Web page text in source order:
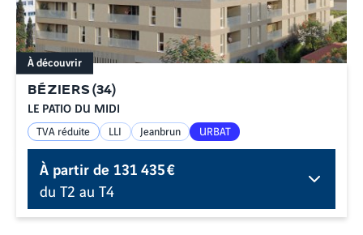
BÉZIERS(34)
LE PATIO DU MIDI
À découvrir
TVA réduite LLI Jeanbrun URBAT
À partir de131 435 €
du T2 au T4